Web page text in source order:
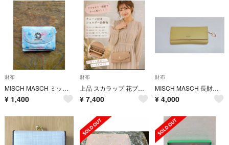
財布
MISCH MASCH ミッシュマッシュ 三つ折り財布 花柄 フラワーモチーフ
¥ 1,400
財布
上品 スカラップ 花ブローチ付 チェーン 長財布 未使用 美品
¥ 7,400
財布
MISCH MASCH 長財布 かぶせタイプ イエロー
¥ 4,000